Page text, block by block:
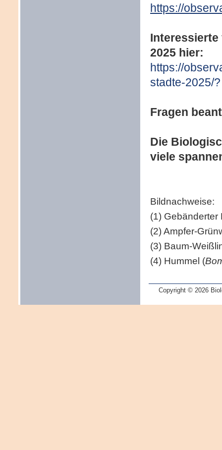
https://
Interessierte
2025 hier:
https://
stadte-2025/?
Fragen
Die
viele
Bildnachweise:
(1) Gebänderter
(2) Ampfer-
(3) Baum-
(4) Hummel (
Copyright © 2026